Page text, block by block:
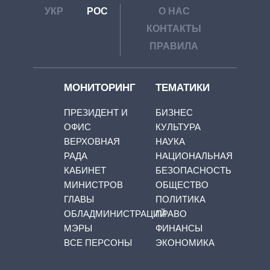
УКР РОС
О НАС
КОНТАКТЫ
ПРАВИЛА
МОНИТОРИНГ
ПРЕЗИДЕНТ И
ОФИС
ВЕРХОВНАЯ
РАДА
КАБИНЕТ
МИНИСТРОВ
ГЛАВЫ
ОБЛАДМИНИСТРАЦИЙ
МЭРЫ
ВСЕ ПЕРСОНЫ
ТЕМАТИКИ
БИЗНЕС
КУЛЬТУРА
НАУКА
НАЦИОНАЛЬНАЯ
БЕЗОПАСНОСТЬ
ОБЩЕСТВО
ПОЛИТИКА
ПРАВО
ФИНАНСЫ
ЭКОНОМИКА